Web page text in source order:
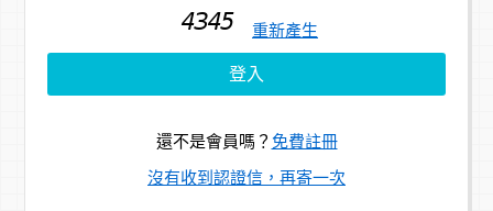
重新產生
還不是會員嗎？ 免費註冊
沒有收到認證信，再寄一次